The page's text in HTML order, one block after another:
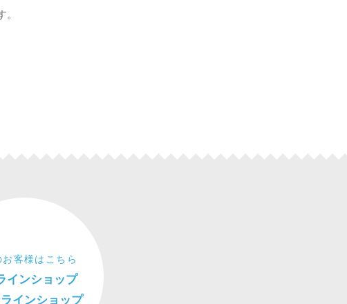
客様はこちら
インショップ